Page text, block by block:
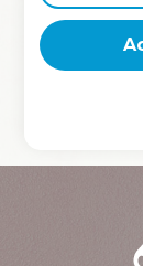
deviennent
équipe, un